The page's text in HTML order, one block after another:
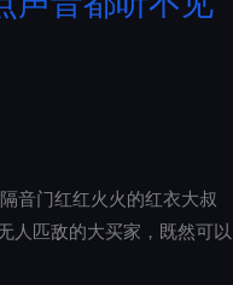
音门红红火火的红衣大叔
人匹敌的大买家，既然可以